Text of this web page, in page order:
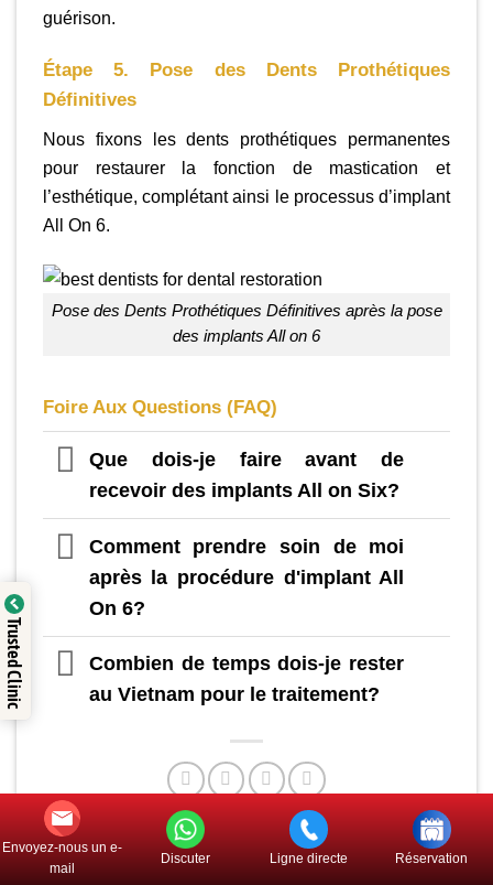
guérison.
Étape 5. Pose des Dents Prothétiques
Définitives
Nous fixons les dents prothétiques permanentes
pour restaurer la fonction de mastication et
l’esthétique, complétant ainsi le processus d’implant
All On 6.
Pose des Dents Prothétiques Définitives après la pose
des implants All on 6
Foire Aux Questions (FAQ)
Que dois-je faire avant de
recevoir des implants All on Six?
Comment prendre soin de moi
après la procédure d'implant All
On 6?
Combien de temps dois-je rester
au Vietnam pour le traitement?
Envoyez-nous un e-
mail
Discuter Ligne directe Réservation
Trusted Clinic